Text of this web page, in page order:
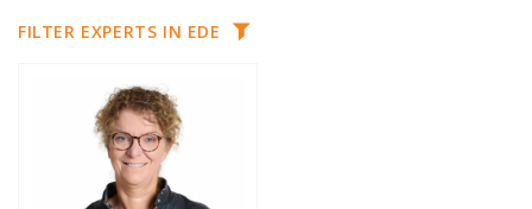
FILTER EXPERTS IN EDE